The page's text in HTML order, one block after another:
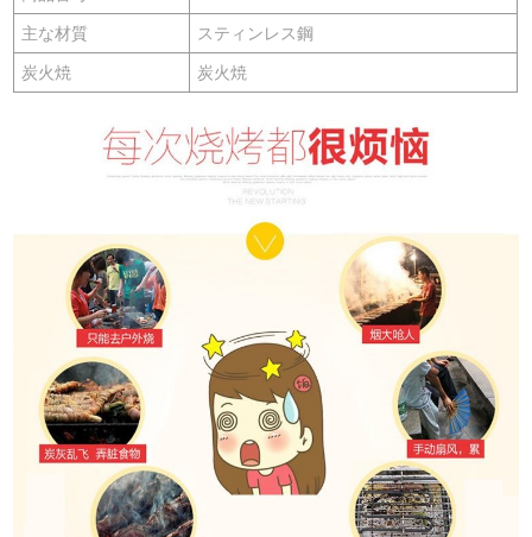
主な材質 スティンレス鋼
炭火焼 炭火焼